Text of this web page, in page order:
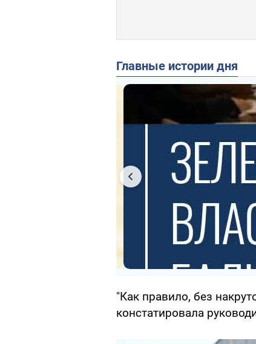
Главные истории дня
"Как правило, без
констатировала